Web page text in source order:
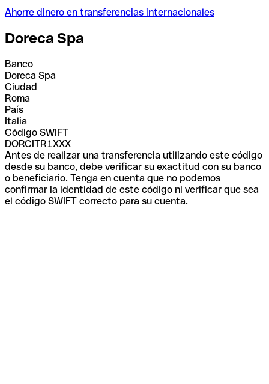
Ahorre dinero en transferencias internacionales
Doreca Spa
Banco
Doreca Spa
Ciudad
Roma
País
Italia
Código SWIFT
DORCITR1XXX
Antes de realizar una transferencia utilizando este código
desde su banco, debe verificar su exactitud con su banco
o beneficiario. Tenga en cuenta que no podemos
confirmar la identidad de este código ni verificar que sea
el código SWIFT correcto para su cuenta.